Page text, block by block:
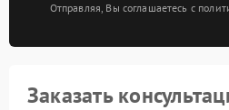
Отправляя, Вы соглашаетесь с
Заказать